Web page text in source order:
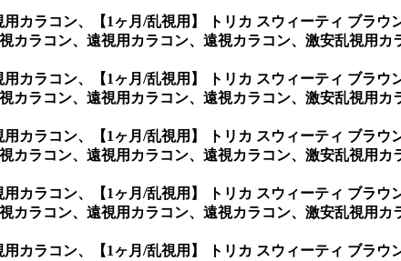
カラコン、
【1ヶ月/乱視用】 トリカ スウィーティ ブラ
カラコン、遠視用カラコン、遠視カラコン、激安乱視用
カラコン、
【1ヶ月/乱視用】 トリカ スウィーティ ブラ
カラコン、遠視用カラコン、遠視カラコン、激安乱視用
カラコン、
【1ヶ月/乱視用】 トリカ スウィーティ ブラ
カラコン、遠視用カラコン、遠視カラコン、激安乱視用
カラコン、
【1ヶ月/乱視用】 トリカ スウィーティ ブラ
カラコン、遠視用カラコン、遠視カラコン、激安乱視用
カラコン、
【1ヶ月/乱視用】 トリカ スウィーティ ブラ